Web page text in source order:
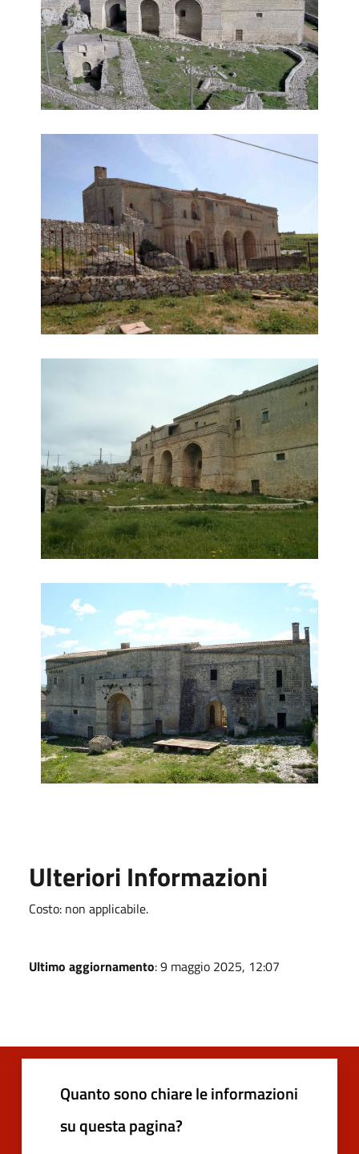
Ulteriori Informazioni
Costo: non applicabile.
Ultimo aggiornamento: 9 maggio 2025, 12:07
Quanto sono chiare le informazioni
su questa pagina?